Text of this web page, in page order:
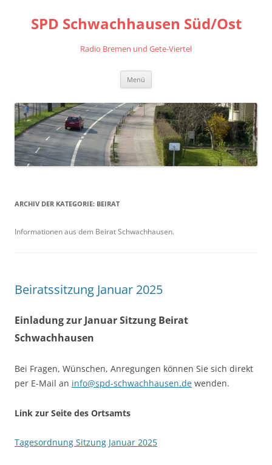
springen
SPD Schwachhausen Süd/Ost
Radio Bremen und Gete-Viertel
Menü
ARCHIV DER KATEGORIE: BEIRAT
Informationen aus dem Beirat Schwachhausen.
Beiratssitzung Januar 2025
Einladung zur Januar Sitzung Beirat
Schwachhausen
Bei Fragen, Wünschen, Anregungen können Sie sich direkt
per E-Mail an info@spd-schwachhausen.de wenden.
Link zur Seite des Ortsamts
Tagesordnung Sitzung Januar 2025